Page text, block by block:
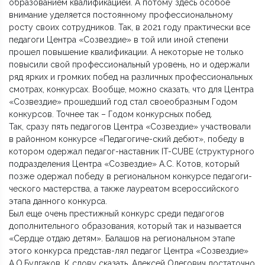
образованием квалификацией. А потому здесь особое
внимание уделяется постоянному профессиональному
росту своих сотрудников. Так, в 2021 году практически все
педагоги Центра «Созвездие» в той или иной степени
прошел повышение квалификации. А некоторые не только
повысили свой профессиональный уровень, но и одержали
ряд ярких и громких побед на различных профессиональных
смотрах, конкурсах. Вообще, можно сказать, что для Центра
«Созвездие» прошедший год стал своеобразным Годом
конкурсов. Точнее так – Годом конкурсных побед.
Так, сразу пять педагогов Центра «Созвездие» участвовали
в районном конкурсе «Педагогиче-ский дебют», победу в
котором одержал педагог-наставник IT-CUBE (структурного
подразделения Центра «Созвездие» А.С. Котов, который
позже одержал победу в региональном конкурсе педагоги-
ческого мастерства, а также лауреатом всероссийского
этапа данного конкурса.
Был еще очень престижный конкурс среди педагогов
дополнительного образования, который так и называется
«Сердце отдаю детям». Балашов на региональном этапе
этого конкурса представ-лял педагог Центра «Созвездие»